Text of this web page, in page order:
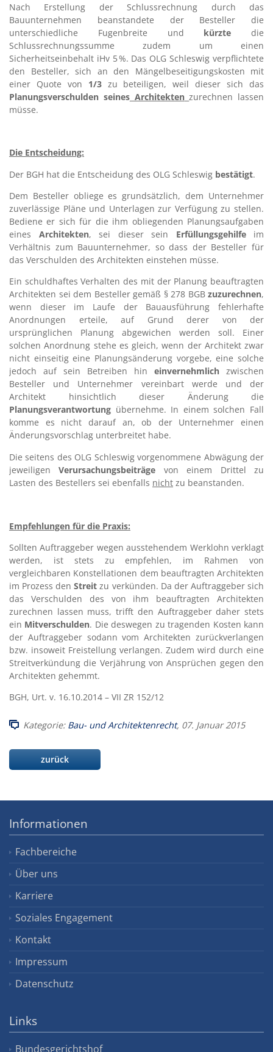
Nach Erstellung der Schlussrechnung durch das
Bauunternehmen beanstandete der Besteller die
unterschiedliche Fugenbreite und kürzte die
Schlussrechnungssumme zudem um einen
Sicherheitseinbehalt iHv 5 %. Das OLG Schleswig verpflichtete
den Besteller, sich an den Mängelbeseitigungskosten mit
einer Quote von 1/3zu beteiligen, weil dieser sich das
Planungsverschulden seinesArchitekten zurechnen lassen
müsse.
Die Entscheidung:
Der BGH hat die Entscheidung des OLG Schleswig bestätigt.
Dem Besteller obliege es grundsätzlich, dem Unternehmer
zuverlässige Pläne und Unterlagen zur Verfügung zu stellen.
Bediene er sich für die ihm obliegenden Planungsaufgaben
eines Architekten, sei dieser sein Erfüllungsgehilfeim
Verhältnis zum Bauunternehmer, so dass der Besteller für
das Verschulden des Architekten einstehen müsse.
Ein schuldhaftes Verhalten des mit der Planung beauftragten
Architekten sei dem Besteller gemäß § 278 BGB zuzurechnen,
wenn dieser im Laufe der Bauausführung fehlerhafte
Anordnungen erteile, auf Grund derer von der
ursprünglichen Planung abgewichen werden soll. Einer
solchen Anordnung stehe es gleich, wenn der Architekt zwar
nicht einseitig eine Planungsänderung vorgebe, eine solche
jedoch auf sein Betreiben hin einvernehmlich zwischen
Besteller und Unternehmer vereinbart werde und der
Architekt hinsichtlich dieser Änderung die
Planungsverantwortung übernehme. In einem solchen Fall
komme es nicht darauf an, ob der Unternehmer einen
Änderungsvorschlag unterbreitet habe.
Die seitens des OLG Schleswig vorgenommene Abwägung der
jeweiligenVerursachungsbeiträge von einem Drittel zu
Lasten des Bestellers sei ebenfalls nicht zu beanstanden.
Empfehlungen für die Praxis:
Sollten Auftraggeber wegen ausstehendem Werklohn verklagt
werden, ist stets zu empfehlen, im Rahmen von
vergleichbaren Konstellationen dem beauftragten Architekten
im Prozess denStreit zu verkünden. Da der Auftraggeber sich
das Verschulden des von ihm beauftragten Architekten
zurechnen lassen muss, trifft den Auftraggeber daher stets
ein Mitverschulden. Die deswegen zu tragenden Kosten kann
der Auftraggeber sodann vom Architekten zurückverlangen
bzw. insoweit Freistellung verlangen. Zudem wird durch eine
Streitverkündung die Verjährung von Ansprüchen gegen den
Architekten gehemmt.
BGH, Urt. v. 16.10.2014 – VII ZR 152/12
Kategorie: Bau- und Architektenrecht, 07. Januar 2015
zurück
Informationen
Fachbereiche
Über uns
Karriere
Soziales Engagement
Kontakt
Impressum
Datenschutz
Links
Bundesgerichtshof